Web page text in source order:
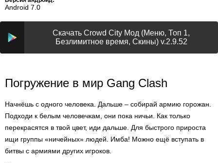
Android 7.0
Скачать Crowd City Мод (Меню, Топ 1,
Безлимитное время, Скины) v.2.9.52
Погружение в мир Gang Clash
Начнёшь с одного человека. Дальше – собирай армию горожан.
Подходи к белым человечкам, они пока ничьи. Как только
перекрасятся в твой цвет, иди дальше. Для быстрого прироста
ищи группы «ничейных» людей. Имба! Можно ещё вступать в
битвы с армиями других игроков.